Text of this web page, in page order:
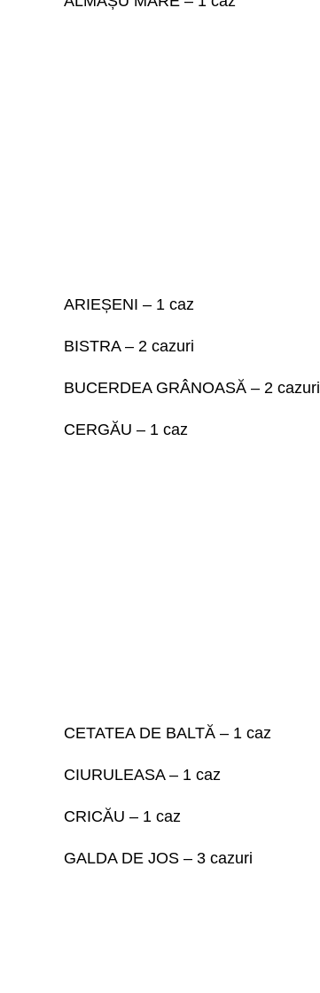
ARIEȘENI – 1 caz
BISTRA – 2 cazuri
BUCERDEA GRÂNOASĂ – 2 cazuri
CERGĂU – 1 caz
CETATEA DE BALTĂ – 1 caz
CIURULEASA – 1 caz
CRICĂU – 1 caz
GALDA DE JOS – 3 cazuri